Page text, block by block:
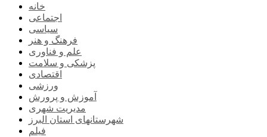
خانه
اجتماعی
سیاسی
فرهنگ و هنر
علم و فناوری
پزشکی و سلامت
اقتصادی
ورزشی
آموزش و پرورش
مدیریت شهری
شهرستانهای استان البرز
فیلم